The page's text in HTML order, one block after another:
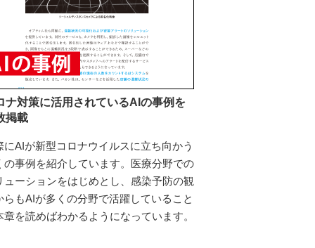
ナ対策に活用されているAIの事例を
掲載
にAIが新型コロナウイルスに立ち向かう
の事例を紹介しています。医療分野での
ューションをはじめとし、感染予防の観
らもAIが多くの分野で活躍していること
章を読めばわかるようになっています。